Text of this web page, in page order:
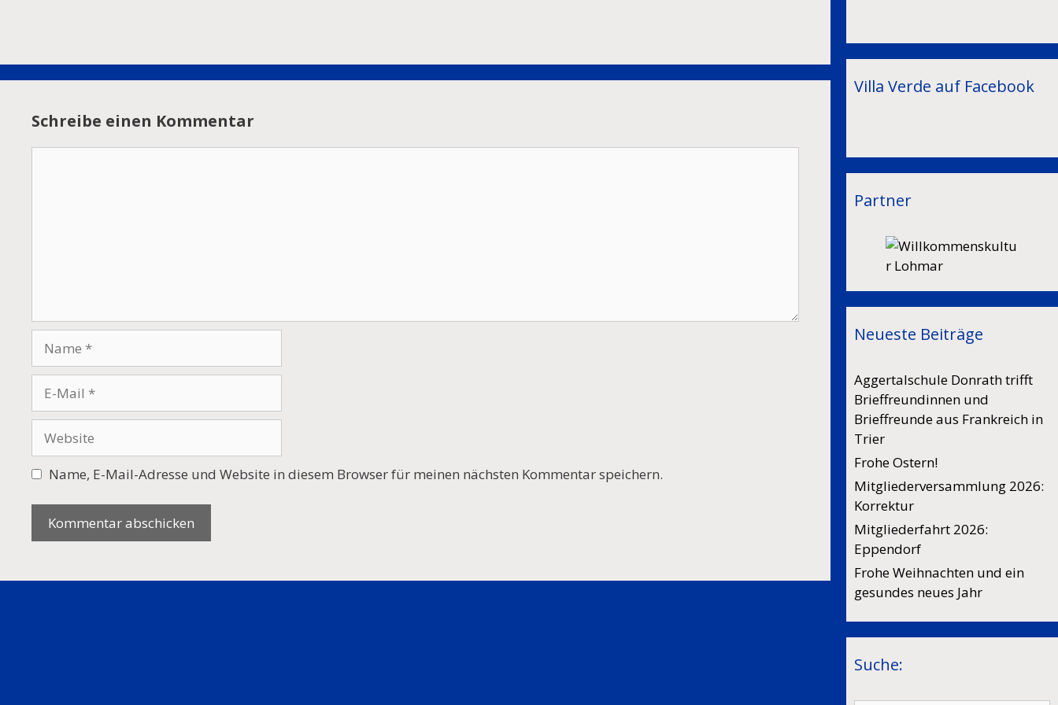
Schreibe einen Kommentar
Mail
Name, E-Mail-Adresse und Website in diesem Browser für meinen nächsten Kommentar speichern.
Villa Verde auf Facebook
Partner
Neueste Beiträge
Aggertalschule Donrath trifft
Brieffreundinnen und
Brieffreunde aus Frankreich in
Trier
Frohe Ostern!
Mitgliederversammlung 2026:
Korrektur
Mitgliederfahrt 2026:
Eppendorf
Frohe Weihnachten und ein
gesundes neues Jahr
Suche: